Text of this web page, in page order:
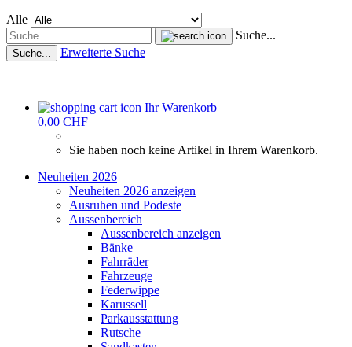
Alle
Suche...
Suche... Erweiterte Suche
Ihr Warenkorb
0,00 CHF
Sie haben noch keine Artikel in Ihrem Warenkorb.
Neuheiten 2026
Neuheiten 2026 anzeigen
Ausruhen und Podeste
Aussenbereich
Aussenbereich anzeigen
Bänke
Fahrräder
Fahrzeuge
Federwippe
Karussell
Parkausstattung
Rutsche